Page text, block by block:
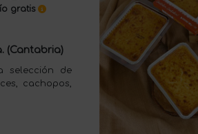
gratis
(Cantabria)
selección de
cachopos,